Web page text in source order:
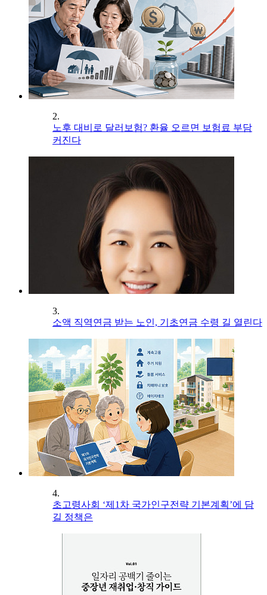
2.
노후 대비로 달러보험? 환율 오르면 보험료 부담
커진다
3.
소액 직역연금 받는 노인, 기초연금 수령 길 열린다
4.
초고령사회 ‘제1차 국가인구전략 기본계획’에 담
길 정책은